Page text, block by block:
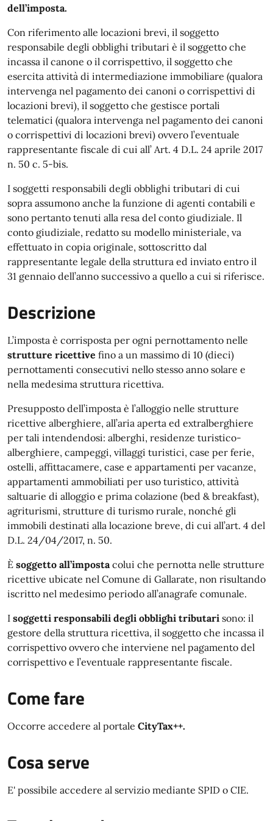
dell’imposta.
Con riferimento alle locazioni brevi, il soggetto
responsabile degli obblighi tributari è il soggetto che
incassa il canone o il corrispettivo, il soggetto che
esercita attività di intermediazione immobiliare (qualora
intervenga nel pagamento dei canoni o corrispettivi di
locazioni brevi), il soggetto che gestisce portali
telematici (qualora intervenga nel pagamento dei canoni
o corrispettivi di locazioni brevi) ovvero l’eventuale
rappresentante fiscale di cui all’ Art. 4 D.L. 24 aprile 2017
n. 50 c. 5-bis.
I soggetti responsabili degli obblighi tributari di cui
sopra assumono anche la funzione di agenti contabili e
sono pertanto tenuti alla resa del conto giudiziale. Il
conto giudiziale, redatto su modello ministeriale, va
effettuato in copia originale, sottoscritto dal
rappresentante legale della struttura ed inviato entro il
31 gennaio dell’anno successivo a quello a cui si riferisce.
Descrizione
L’imposta è corrisposta per ogni pernottamento nelle
strutture ricettive fino a un massimo di 10 (dieci)
pernottamenti consecutivi nello stesso anno solare e
nella medesima struttura ricettiva.
Presupposto dell’imposta è l’alloggio nelle strutture
ricettive alberghiere, all’aria aperta ed extralberghiere
per tali intendendosi: alberghi, residenze turistico-
alberghiere, campeggi, villaggi turistici, case per ferie,
ostelli, affittacamere, case e appartamenti per vacanze,
appartamenti ammobiliati per uso turistico, attività
saltuarie di alloggio e prima colazione (bed & breakfast),
agriturismi, strutture di turismo rurale, nonché gli
immobili destinati alla locazione breve, di cui all’art. 4 del
D.L. 24/04/2017, n. 50.
È soggetto all’impostacolui che pernotta nelle strutture
ricettive ubicate nel Comune di Gallarate, non risultando
iscritto nel medesimo periodo all’anagrafe comunale.
I soggetti responsabili degli obblighi tributari sono: il
gestore della struttura ricettiva, il soggetto che incassa il
corrispettivo ovvero che interviene nel pagamento del
corrispettivo e l’eventuale rappresentante fiscale.
Come fare
Occorre accedere al portale CityTax++.
Cosa serve
E' possibile accedere al servizio mediante SPID o CIE.